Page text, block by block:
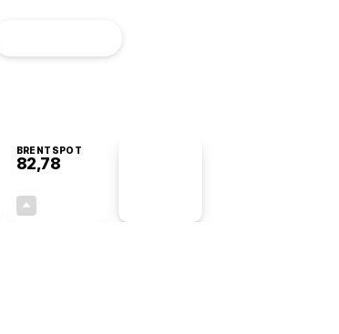
BRENTSPOT
82,78